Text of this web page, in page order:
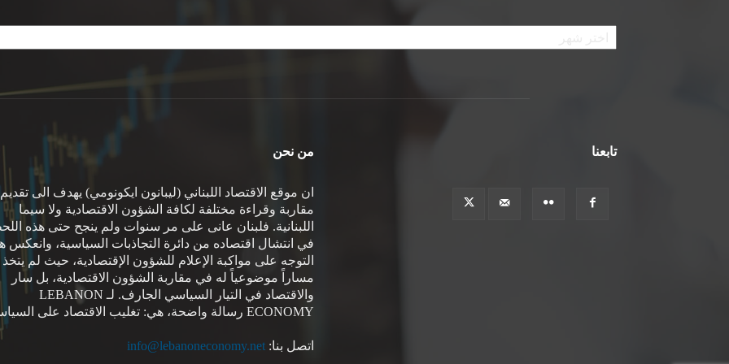
الأرشيف
من نحن
ان موقع الاقتصاد اللبناني (ليبانون ايكونومي) يهدف الى تقديم
مقاربة وقراءة مختلفة لكافة الشؤون الاقتصادية ولا سيما
اللبنانية. فلبنان عانى على مر سنوات ولم ينجح حتى هذه
في انتشال اقتصاده من دائرة التجاذبات السياسية، وانعكس
التوجه على مواكبة الإعلام للشؤون الإقتصادية، حيث لم يتخذ
مساراً موضوعياً له في مقاربة الشؤون الاقتصادية، بل سار
والاقتصاد في التيار السياسي الجارف. لـ LEBANON
ECONOMY رسالة واضحة، هي: تغليب الاقتصاد على السياسة.
اتصل بنا: info@lebanoneconomy.net
تابعنا